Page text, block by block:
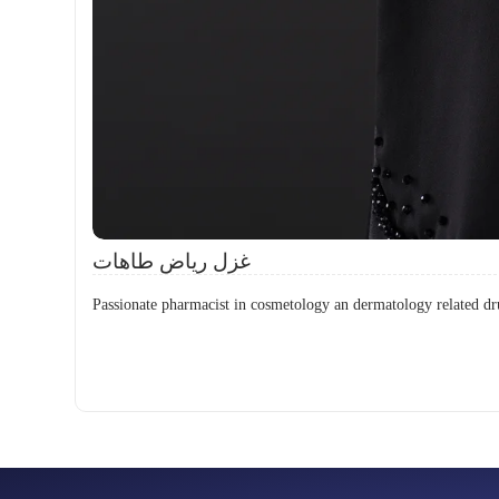
غزل رياض طاهات
Passionate pharmacist in cosmetology an dermatology related